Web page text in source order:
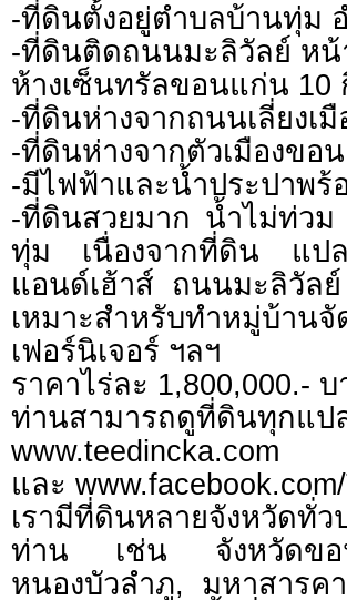
-ที่ดินตั้งอยู่ตำบลบ้านทุ่ม
-ที่ดินติดถนนมะลิวัลย์ หน้
ห้างเซ็นทรัลขอนแก่น 10
-ที่ดินห่างจากถนนเลี่ยงเ
-ที่ดินห่างจากตัวเมืองขอ
-มีไฟฟ้าและน้ำประปาพร้
-ที่ดินสวยมาก น้ำไม่ท่วม
ทุ่ม เนื่องจากที่ดิน แปล
แอนด์เฮ้าส์ ถนนมะลิวัล
เหมาะสำหรับทำหมู่บ้า
เฟอร์นิเจอร์ ฯลฯ
ราคาไร่ละ 1,800,000.- บ
ท่านสามารถดูที่ดินทุก
www.teedincka.com
และ
เรามีที่ดินหลายจังหวัดทั่ว
ท่าน เช่น จังหวัดขอ
หนองบัวลำภู, มหาสาร